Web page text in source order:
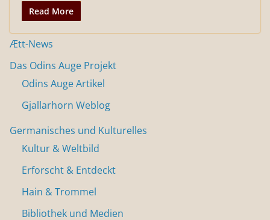
Read More
Ætt-News
Das Odins Auge Projekt
Odins Auge Artikel
Gjallarhorn Weblog
Germanisches und Kulturelles
Kultur & Weltbild
Erforscht & Entdeckt
Hain & Trommel
Bibliothek und Medien